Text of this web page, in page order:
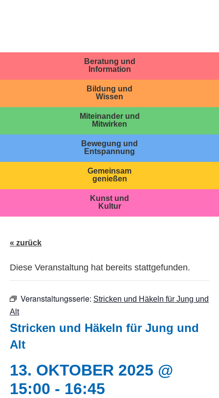
Beratung und
Information
Bildung und
Wissen
Miteinander und
Mitwirken
Bewegung und
Entspannung
Gemeinsam
genießen
Kunst und
Kultur
« zurück
Diese Veranstaltung hat bereits stattgefunden.
Veranstaltungsserie: Stricken und Häkeln für Jung und
Alt
Stricken und Häkeln für Jung und
Alt
13. OKTOBER 2025 @
15:00 - 16:45